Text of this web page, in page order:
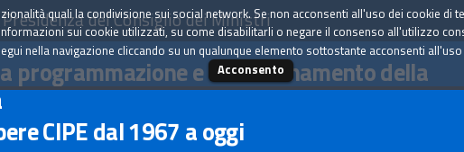
Presidenza del Consiglio dei Ministri
programmazione e il coordinamento della
CIPE dal 1967 a oggi
quali la condivisione sui social network. Se non acconsenti all'uso dei cookie
sui cookie utilizzati, su come disabilitarli o negare il consenso all'utilizzo
nella navigazione cliccando su un qualunque elemento sottostante acconsenti
Acconsento